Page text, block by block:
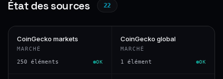
État des sources 22
CoinGecko markets
MARCHÉ
250 éléments OK
CoinGecko global
MARCHÉ
1 élément OK